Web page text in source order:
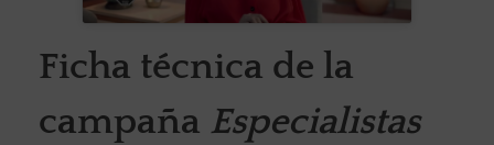
Ficha técnica de la
campaña Especialistas